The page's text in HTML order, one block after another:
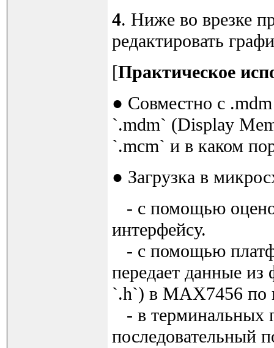
4. Ниже во врезке
редактировать
[Практическое
● Совместно с
`.mdm` (Display
`.mcm` и в каком
● Загрузка в
- с помощью
интерфейсу.
- с помощью
передает данные из
`.h`) в MAX7456 по
- в терминальных
последовательный